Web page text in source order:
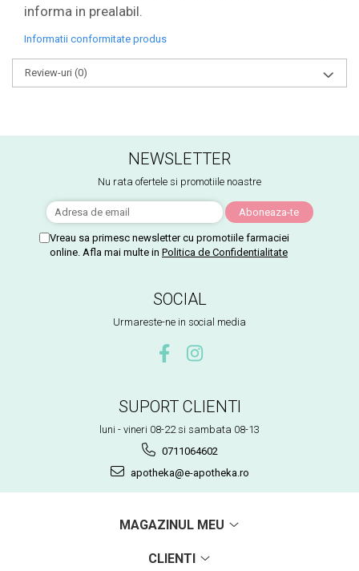
informa in prealabil.
Informatii conformitate produs
Review-uri (0)
NEWSLETTER
Nu rata ofertele si promotiile noastre
Vreau sa primesc newsletter cu promotiile farmaciei
online. Afla mai multe in Politica de Confidentialitate
SOCIAL
Urmareste-ne in social media
SUPORT CLIENTI
luni - vineri 08-22 si sambata 08-13
0711064602
apotheka@e-apotheka.ro
MAGAZINUL MEU
CLIENTI